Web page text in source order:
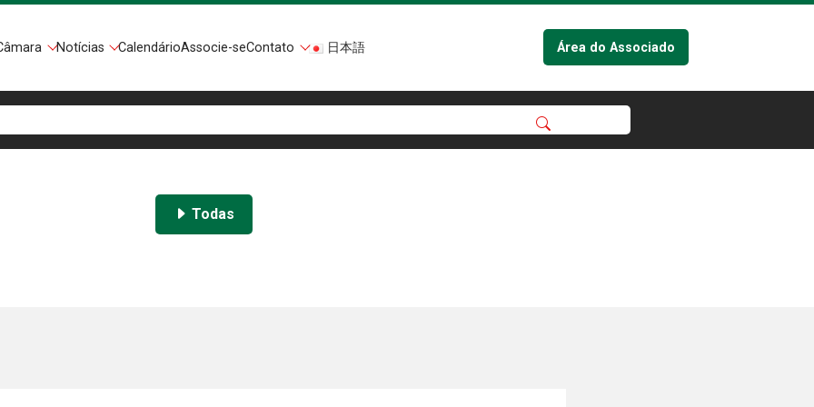
Notícias CalendárioAssocie-seContato 日本語 Área do Associado
Todas